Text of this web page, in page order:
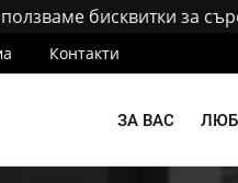
бисквитки за
Контакти
ЗА ВАС